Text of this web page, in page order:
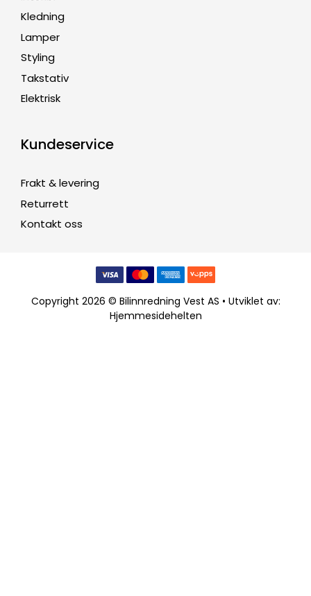
Kledning
Lamper
Styling
Takstativ
Elektrisk
Kundeservice
Frakt & levering
Returrett
Kontakt oss
Copyright 2026 © Bilinnredning Vest AS • Utviklet av:
Hjemmesidehelten